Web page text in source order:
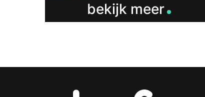
bekijk meer